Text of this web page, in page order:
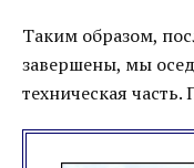
Таким образом,
завершены, мы
техническая